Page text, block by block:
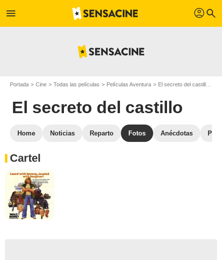
menu profil search
Portada Cine Todas las películas Películas Aventura El secreto del castillo
El secreto del castillo
Home Noticias Reparto Fotos Anécdotas
Cartel